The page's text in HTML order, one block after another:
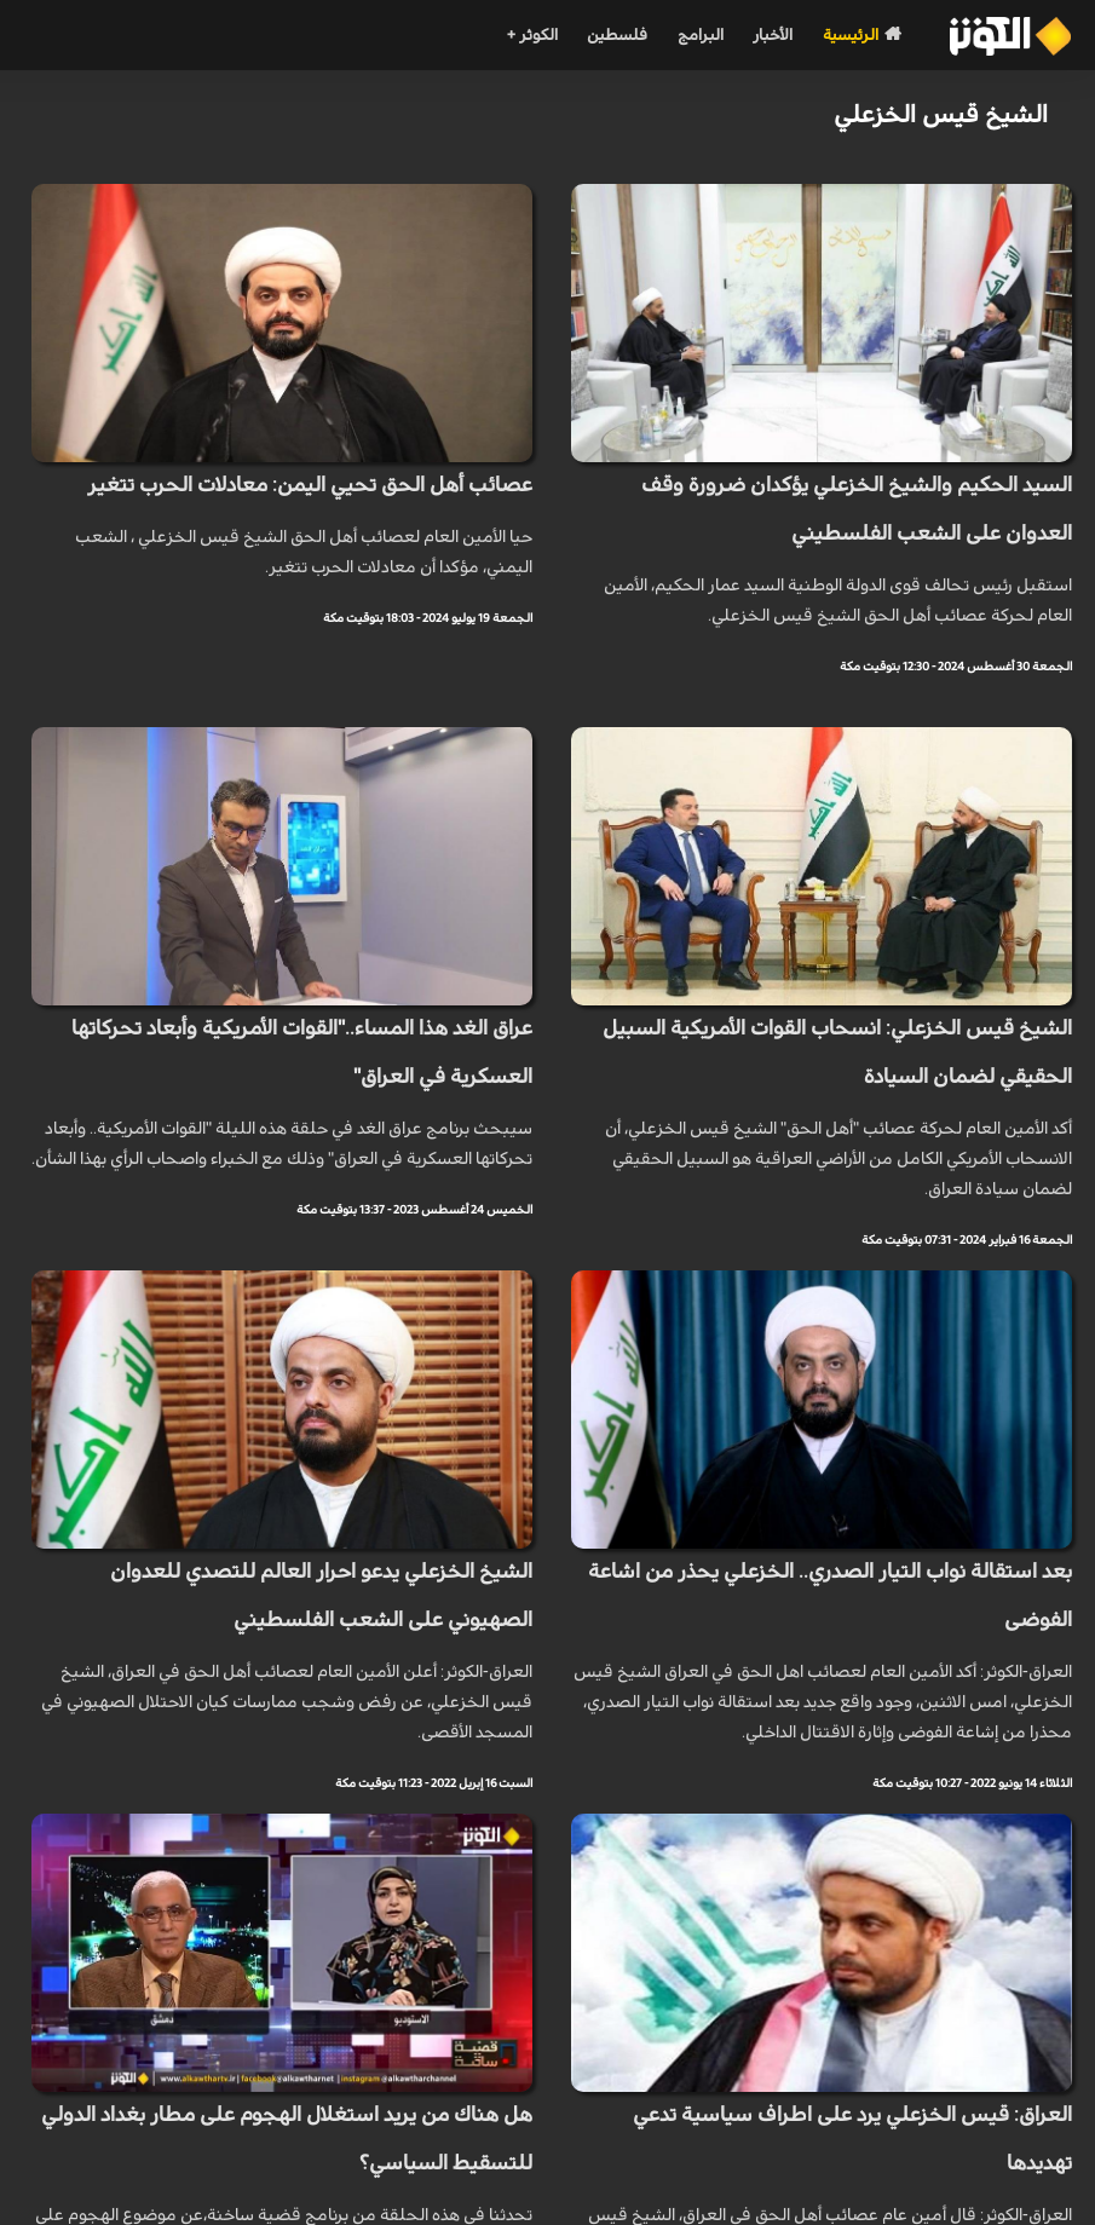
الرئيسية الأخبار البرامج فلسطين الكوثر +
الشيخ قيس الخزعلي
السيد الحكيم والشيخ الخزعلي يؤكدان ضرورة وقف
العدوان على الشعب الفلسطيني
استقبل رئيس تحالف قوى الدولة الوطنية السيد عمار الحكيم، الأمين
العام لحركة عصائب أهل الحق الشيخ قيس الخزعلي.
الجمعة 30 أغسطس 2024 - 12:30 بتوقيت مكة
عصائب أهل الحق تحيي اليمن: معادلات الحرب تتغير
حيا الأمين العام لعصائب أهل الحق الشيخ قيس الخزعلي ، الشعب
اليمني، مؤكدا أن معادلات الحرب تتغير.
الجمعة 19 يوليو 2024 - 18:03 بتوقيت مكة
الشيخ قيس الخزعلي: انسحاب القوات الأمريكية السبيل
الحقيقي لضمان السيادة
أكد الأمين العام لحركة عصائب "أهل الحق" الشيخ قيس الخزعلي، أن
الانسحاب الأمريكي الكامل من الأراضي العراقية هو السبيل الحقيقي
لضمان سيادة العراق.
الجمعة 16 فبراير 2024 - 07:31 بتوقيت مكة
عراق الغد هذا المساء.."القوات الأمريكية وأبعاد تحركاتها
العسكرية في العراق"
سيبحث برنامج عراق الغد في حلقة هذه الليلة "القوات الأمريكية.. وأبعاد
تحركاتها العسكرية في العراق" وذلك مع الخبراء واصحاب الرأي بهذا الشأن.
الخميس 24 أغسطس 2023 - 13:37 بتوقيت مكة
بعد استقالة نواب التيار الصدري.. الخزعلي يحذر من اشاعة
الفوضى
العراق-الكوثر: أكد الأمين العام لعصائب اهل الحق في العراق الشيخ قيس
الخزعلي، امس الاثنين، وجود واقع جديد بعد استقالة نواب التيار الصدري،
محذرا من إشاعة الفوضى وإثارة الاقتتال الداخلي.
الثلاثاء 14 يونيو 2022 - 10:27 بتوقيت مكة
الشيخ الخزعلي يدعو احرار العالم للتصدي للعدوان
الصهيوني على الشعب الفلسطيني
العراق-الكوثر: أعلن الأمين العام لعصائب أهل الحق في العراق، الشيخ
قيس الخزعلي، عن رفض وشجب ممارسات كيان الاحتلال الصهيوني في
المسجد الأقصى.
السبت 16 إبريل 2022 - 11:23 بتوقيت مكة
العراق: قيس الخزعلي يرد على اطراف سياسية تدعي
تهديدها
العراق-الكوثر: قال أمين عام عصائب أهل الحق في العراق، الشيخ قيس
هل هناك من يريد استغلال الهجوم على مطار بغداد الدولي
للتسقيط السياسي؟
تحدثنا في هذه الحلقة من برنامج قضية ساخنة،عن موضوع الهجوم على